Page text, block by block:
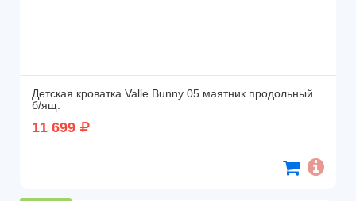
Детская кроватка Valle Bunny 05 маятник продольный
б/ящ.
11 699